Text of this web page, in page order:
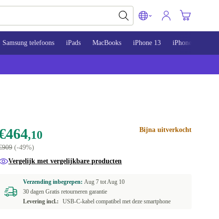
Samsung telefoons iPads MacBooks iPhone 13 iPhone 14
,10
(-49%)
Bijna uitverkocht
Vergelijk met vergelijkbare producten
Verzending inbegrepen:Aug 7 totAug 10
30 dagen Gratis retourneren garantie
Levering incl.:
USB-C-kabel compatibel met deze smartphone